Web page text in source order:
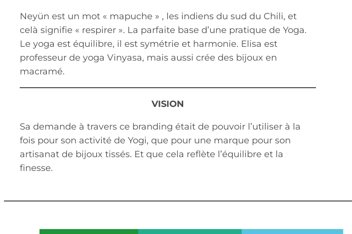
Neyün est un mot « mapuche » , les indiens du sud du Chili, et
celà signifie « respirer ». La parfaite base d’une pratique de Yoga.
Le yoga est équilibre, il est symétrie et harmonie. Elisa est
professeur de yoga Vinyasa, mais aussi crée des bijoux en
macramé.
VISION
Sa demande à travers ce branding était de pouvoir l’utiliser à la
fois pour son activité de Yogi, que pour une marque pour son
artisanat de bijoux tissés. Et que cela reflète l’équilibre et la
finesse.